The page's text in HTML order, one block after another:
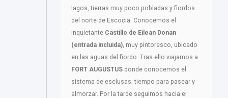
lagos, tierras muy poco pobladas y fiordos
del norte de Escocia. Conocemos el
inquietante Castillo de Eilean Donan
(entrada incluida) , muy pintoresco, ubicado
en las aguas del fiordo. Tras ello viajamos a
FORT AUGUSTUS donde conocemos el
sistema de esclusas; tiempo para pasear y
almorzar. Por la tarde seguimos hacia el